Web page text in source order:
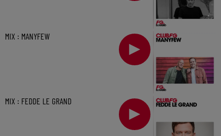
MIX : MANYFEW
MIX : FEDDE LE GRAND